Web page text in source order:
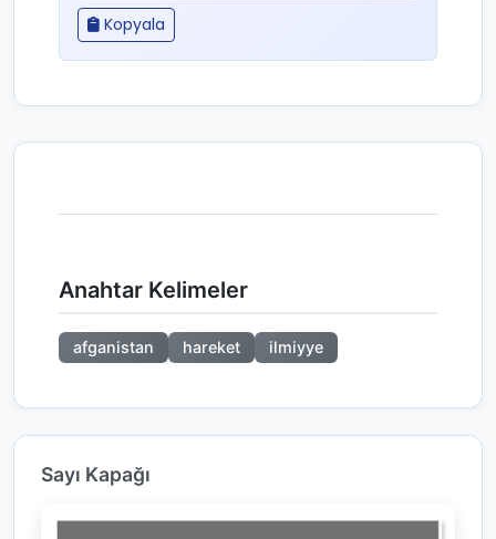
Kopyala
Anahtar Kelimeler
afganistan hareket ilmiyye
Sayı Kapağı